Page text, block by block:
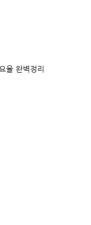
율 완벽정리